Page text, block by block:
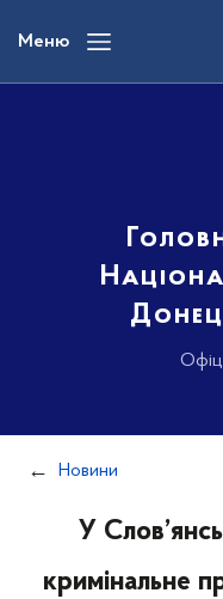
вмісту
Меню
Новини
У
кримінальне